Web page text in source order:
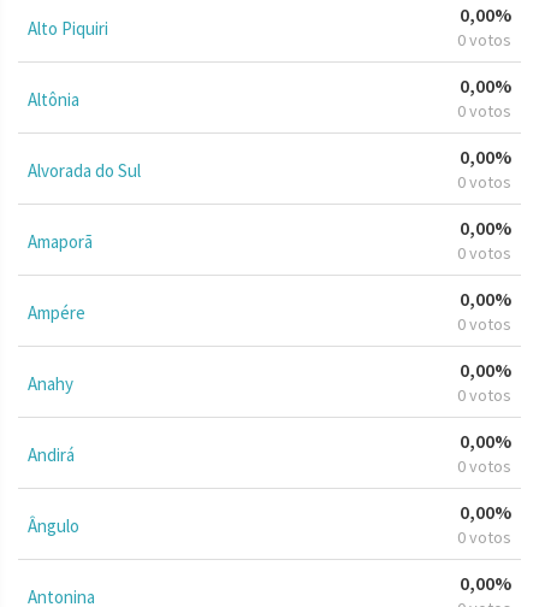
Alto Piquiri
0,00%
0 votos
Altônia
0,00%
0 votos
Alvorada do Sul
0,00%
0 votos
Amaporã
0,00%
0 votos
Ampére
0,00%
0 votos
Anahy
0,00%
0 votos
Andirá
0,00%
0 votos
Ângulo
0,00%
0 votos
Antonina
0,00%